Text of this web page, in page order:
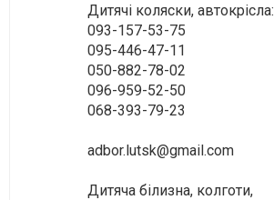
Дитячі коляски, автокрісла:
093-157-53-75
095-446-47-11
050-882-78-02
096-959-52-50
068-393-79-23
adbor.lutsk@gmail.com
Дитяча білизна, колготи,